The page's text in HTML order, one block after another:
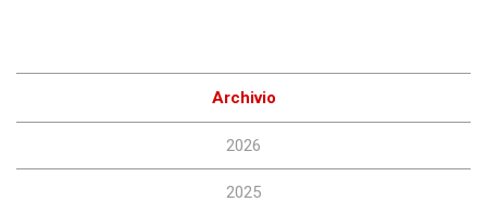
Archivio
2026
2025